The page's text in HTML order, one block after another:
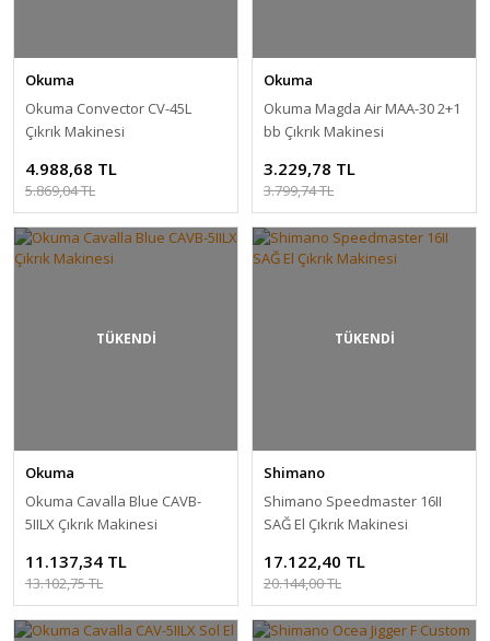
Okuma
Okuma Convector CV-45L
Çıkrık Makinesi
4.988,68 TL
5.869,04 TL
Okuma
Okuma Magda Air MAA-30 2+1
bb Çıkrık Makinesi
3.229,78 TL
3.799,74 TL
TÜKENDİ
Okuma
Okuma Cavalla Blue CAVB-
5IILX Çıkrık Makinesi
11.137,34 TL
13.102,75 TL
TÜKENDİ
Shimano
Shimano Speedmaster 16II
SAĞ El Çıkrık Makinesi
17.122,40 TL
20.144,00 TL